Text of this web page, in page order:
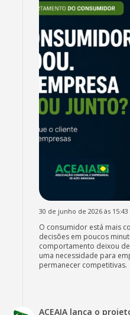
30 de junho de 2026 às 15:43
O consumidor está mais
decisões em poucos
comportamento deixou
uma necessidade para
permanecer competitivas.
ACEAIA lança o